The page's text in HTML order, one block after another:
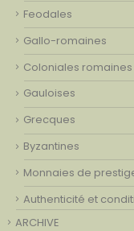
Feodales
Gallo-romaines
Coloniales romaines
Gauloises
Grecques
Byzantines
Monnaies de
Authenticité et
ARCHIVE